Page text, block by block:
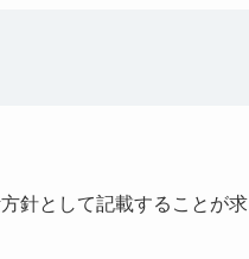
針として記載することが求